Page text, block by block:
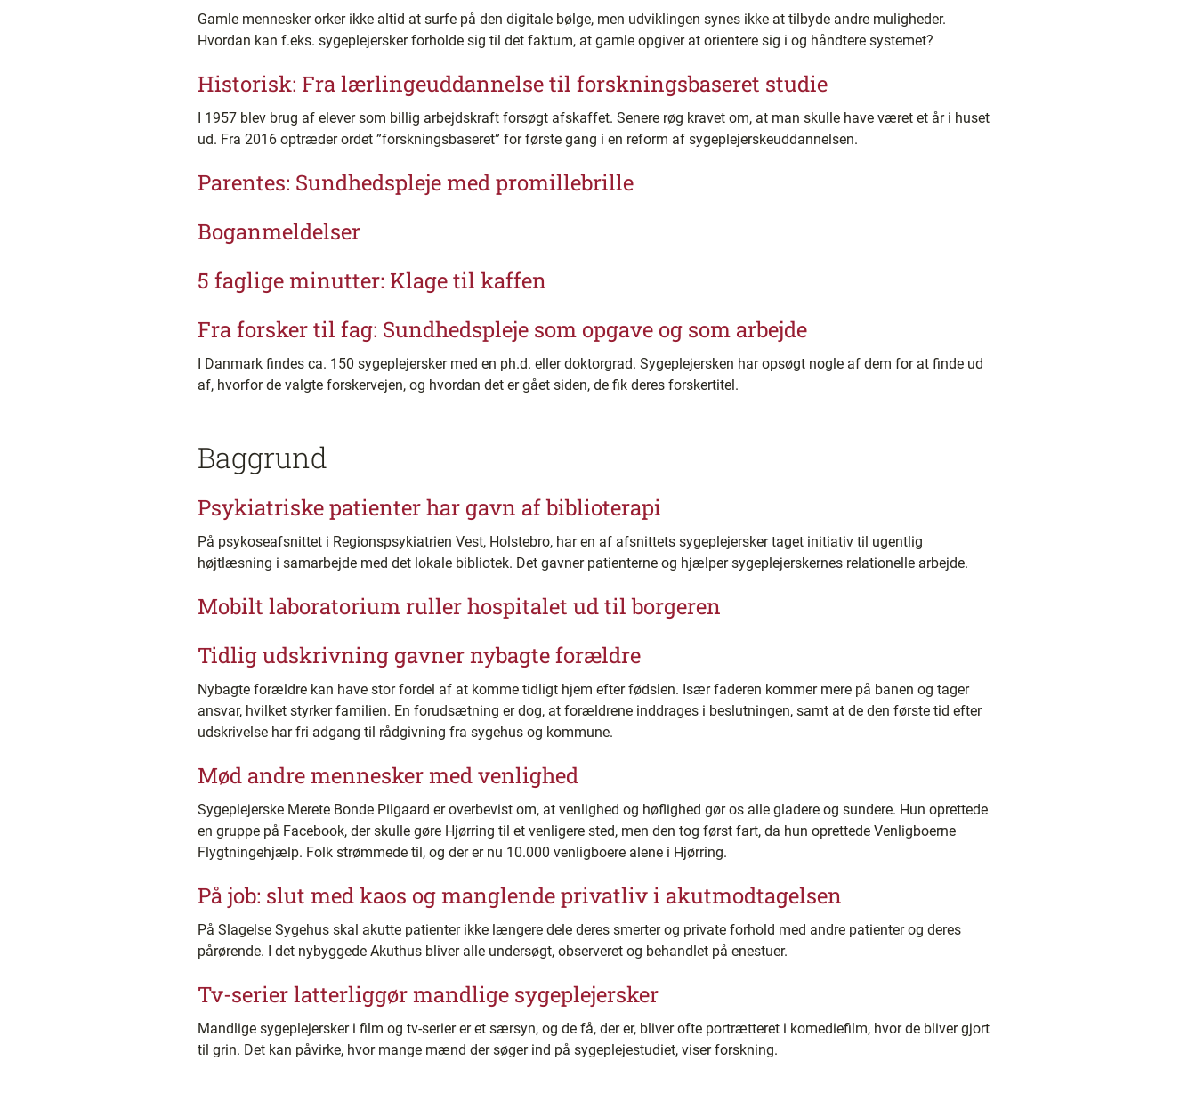
Gamle mennesker orker ikke altid at surfe på den digitale bølge, men udviklingen synes ikke at tilbyde andre muligheder.
Hvordan kan f.eks. sygeplejersker forholde sig til det faktum, at gamle opgiver at orientere sig i og håndtere systemet?
Historisk: Fra lærlingeuddannelse til forskningsbaseret studie
I 1957 blev brug af elever som billig arbejdskraft forsøgt afskaffet. Senere røg kravet om, at man skulle have været et år i huset
ud. Fra 2016 optræder ordet ”forskningsbaseret” for første gang i en reform af sygeplejerskeuddannelsen.
Parentes: Sundhedspleje med promillebrille
Boganmeldelser
5 faglige minutter: Klage til kaffen
Fra forsker til fag: Sundhedspleje som opgave og som arbejde
I Danmark findes ca. 150 sygeplejersker med en ph.d. eller doktorgrad. Sygeplejersken har opsøgt nogle af dem for at finde ud
af, hvorfor de valgte forskervejen, og hvordan det er gået siden, de fik deres forskertitel.
Baggrund
Psykiatriske patienter har gavn af biblioterapi
På psykoseafsnittet i Regionspsykiatrien Vest, Holstebro, har en af afsnittets sygeplejersker taget initiativ til ugentlig
højtlæsning i samarbejde med det lokale bibliotek. Det gavner patienterne og hjælper sygeplejerskernes relationelle arbejde.
Mobilt laboratorium ruller hospitalet ud til borgeren
Tidlig udskrivning gavner nybagte forældre
Nybagte forældre kan have stor fordel af at komme tidligt hjem efter fødslen. Især faderen kommer mere på banen og tager
ansvar, hvilket styrker familien. En forudsætning er dog, at forældrene inddrages i beslutningen, samt at de den første tid efter
udskrivelse har fri adgang til rådgivning fra sygehus og kommune.
Mød andre mennesker med venlighed
Sygeplejerske Merete Bonde Pilgaard er overbevist om, at venlighed og høflighed gør os alle gladere og sundere. Hun oprettede
en gruppe på Facebook, der skulle gøre Hjørring til et venligere sted, men den tog først fart, da hun oprettede Venligboerne
Flygtningehjælp. Folk strømmede til, og der er nu 10.000 venligboere alene i Hjørring.
På job: slut med kaos og manglende privatliv i akutmodtagelsen
På Slagelse Sygehus skal akutte patienter ikke længere dele deres smerter og private forhold med andre patienter og deres
pårørende. I det nybyggede Akuthus bliver alle undersøgt, observeret og behandlet på enestuer.
Tv-serier latterliggør mandlige sygeplejersker
Mandlige sygeplejersker i film og tv-serier er et særsyn, og de få, der er, bliver ofte portrætteret i komediefilm, hvor de bliver gjort
til grin. Det kan påvirke, hvor mange mænd der søger ind på sygeplejestudiet, viser forskning.